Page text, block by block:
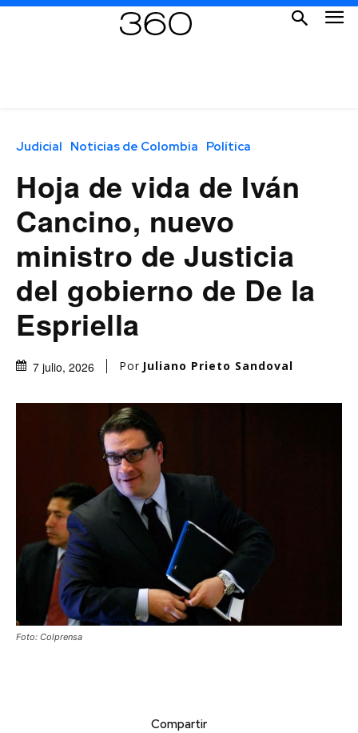
Judicial Noticias de Colombia Política
Hoja de vida de Iván
Cancino, nuevo
ministro de Justicia
del gobierno de De la
Espriella
7 julio, 2026 Por Juliano Prieto Sandoval
Foto: Colprensa
Compartir